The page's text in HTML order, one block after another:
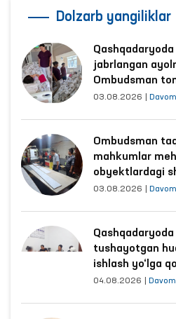
Dolzarb yangiliklar
jabrlangan
Ombudsman
03.08.2026
Ombudsman
mahkumlar
obyektlardagi
03.08.2026
tushayotgan
ishlash yo‘lga
04.08.2026